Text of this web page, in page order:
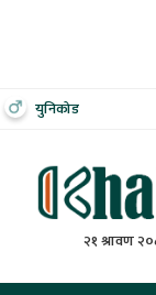
युनिकोड
२१ श्रावण